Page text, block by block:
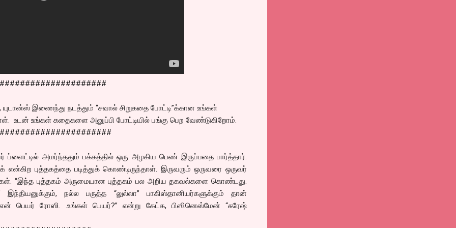
யுடான்ஸ் இணைந்து நடத்தும் “சவால் சிறுகதை போட்டி”க்கான உங்கள்
உடன் உங்கள் கதைகளை அனுப்பி போட்டியில் பங்கு பெற வேண்டுகிறோம்.
ப்ளைட்டில் அமர்ந்ததும் பக்கத்தில் ஒரு அழகிய பெண் இருப்பதை பார்த்தார்.
புத்தகத்தை படித்துக் கொண்டிருந்தாள். இருவரும் ஒருவரை ஒருவர்
“இந்த புத்தகம் அருமையான புத்தகம் பல அறிய தகவல்களை கொண்டது.
நல்ல பருத்த “லுல்லா” பாகிஸ்தானியர்களுக்கும் தான்
பெயர் ரோஸி. .உங்கள் பெயர்?” என்று கேட்க, பிஸினெஸ்மேன் “சுரேஷ்